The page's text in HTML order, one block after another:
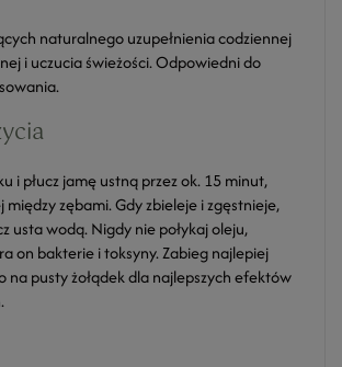
naturalnego uzupełnienia codziennej
i uczucia świeżości. Odpowiedni do
i płucz jamę ustną przez ok. 15 minut,
między zębami. Gdy zbieleje i zgęstnieje,
usta wodą. Nigdy nie połykaj oleju,
on bakterie i toksyny. Zabieg najlepiej
na pusty żołądek dla najlepszych efektów